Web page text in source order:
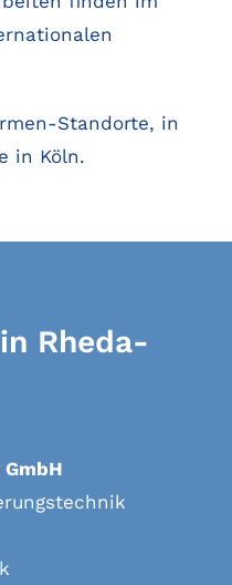
Standorte, in
in Köln.
Rheda-